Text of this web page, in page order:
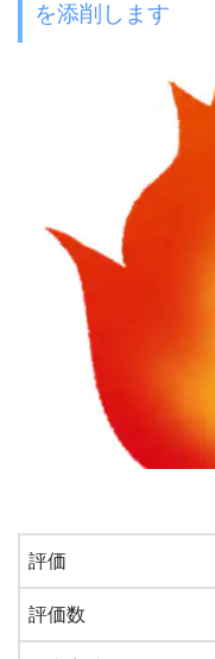
を添削します
評価
評価数